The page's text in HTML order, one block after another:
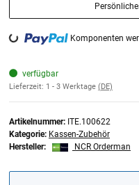
Loading... Komponenten
verfügbar
Lieferzeit: 1 - 3 Werktage (DE)
Artikelnummer: ITE.100622
Kategorie: Kassen-Zubehör
Hersteller:
NCR Orderman